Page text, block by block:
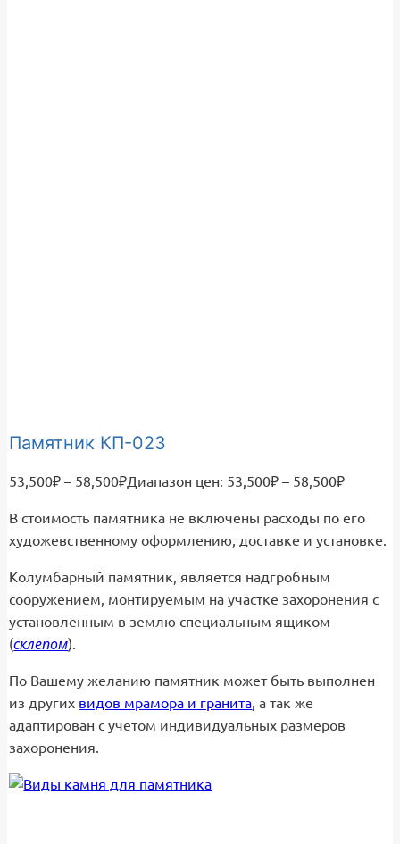
Памятник КП-023
53,500₽ – 58,500₽Диапазон цен: 53,500₽ – 58,500₽
В стоимость памятника не включены расходы по его
художевственному оформлению, доставке и установке.
Колумбарный памятник, является надгробным
сооружением, монтируемым на участке захоронения с
установленным в землю специальным ящиком
(склепом).
По Вашему желанию памятник может быть выполнен
из других видов мрамора и гранита, а так же
адаптирован с учетом индивидуальных размеров
захоронения.